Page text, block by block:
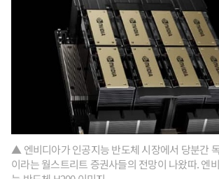
▲ 엔비디아가 인공지능 반도체 시장에서 당분간
이라는 월스트리트 증권사들의 전망이 나왔따. 엔